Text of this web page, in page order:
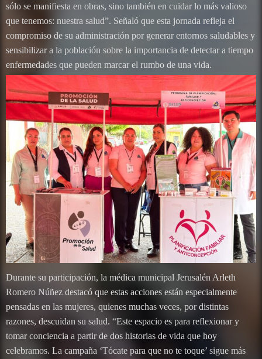
sólo se manifiesta en obras, sino también en cuidar lo más valioso
que tenemos: nuestra salud”. Señaló que esta jornada refleja el
compromiso de su administración por generar entornos saludables y
sensibilizar a la población sobre la importancia de detectar a tiempo
enfermedades que pueden marcar el rumbo de una vida.
Durante su participación, la médica municipal Jerusalén Arleth
Romero Núñez destacó que estas acciones están especialmente
pensadas en las mujeres, quienes muchas veces, por distintas
razones, descuidan su salud. “Este espacio es para reflexionar y
tomar conciencia a partir de dos historias de vida que hoy
celebramos. La campaña ‘Tócate para que no te toque’ sigue más